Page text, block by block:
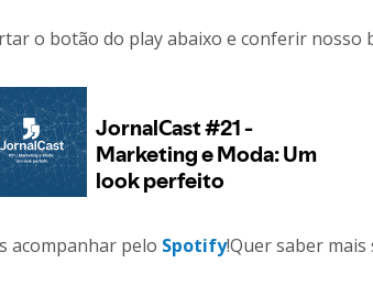
o botão do play abaixo e conferir nosso
acompanhar pelo Spotify!Quer saber